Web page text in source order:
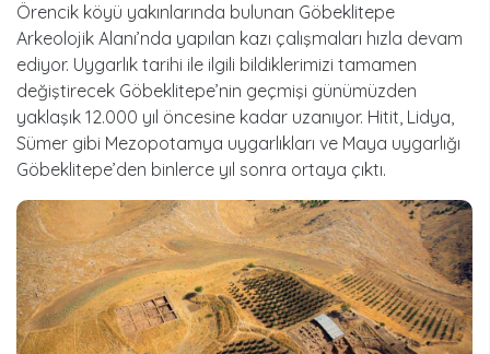
Örencik köyü yakınlarında bulunan Göbeklitepe
Arkeolojik Alanı’nda yapılan kazı çalışmaları hızla devam
ediyor. Uygarlık tarihi ile ilgili bildiklerimizi tamamen
değiştirecek Göbeklitepe’nin geçmişi günümüzden
yaklaşık 12.000 yıl öncesine kadar uzanıyor. Hitit, Lidya,
Sümer gibi Mezopotamya uygarlıkları ve Maya uygarlığı
Göbeklitepe’den binlerce yıl sonra ortaya çıktı.